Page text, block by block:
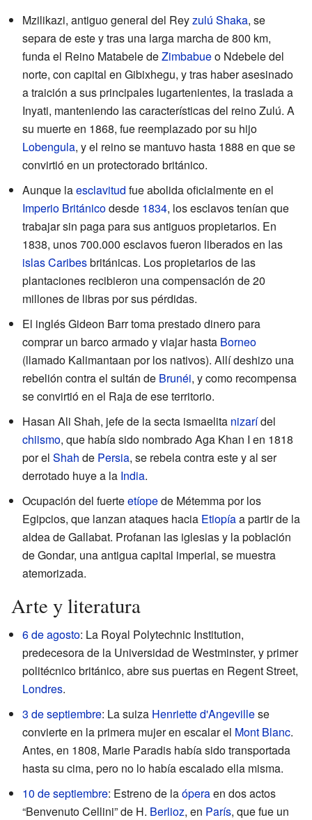
Mzilikazi, antiguo general del Reyzulú Shaka, se
separa de este y tras una larga marcha de 800 km,
funda el Reino Matabele deZimbabueo Ndebele del
norte, con capital en Gibixhegu, y tras haber asesinado
a traición a sus principales lugartenientes, la traslada a
Inyati, manteniendo las características del reino Zulú. A
su muerte en 1868, fue reemplazado por su hijo
Lobengula, y el reino se mantuvo hasta 1888 en que se
convirtió en un protectorado británico.
Aunque laesclavitud fue abolida oficialmente en el
Imperio Británicodesde 1834, los esclavos tenían que
trabajar sin paga para sus antiguos propietarios. En
1838, unos 700.000 esclavos fueron liberados en las
islas Caribesbritánicas. Los propietarios de las
plantaciones recibieron una compensación de 20
millones de libras por sus pérdidas.
El inglés Gideon Barr toma prestado dinero para
comprar un barco armado y viajar hasta Borneo
(llamado Kalimantaan por los nativos). Allí deshizo una
rebelión contra el sultán de Brunéi, y como recompensa
se convirtió en el Raja de ese territorio.
Hasan Ali Shah, jefe de la secta ismaelita nizarídel
chiismo, que había sido nombrado Aga Khan I en 1818
por el Shah de Persia, se rebela contra este y al ser
derrotado huye a la India.
Ocupación del fuerteetíopede Métemma por los
Egipcios, que lanzan ataques hacia Etiopíaa partir de la
aldea de Gallabat. Profanan las iglesias y la población
de Gondar, una antigua capital imperial, se muestra
atemorizada.
Arte y literatura
6 de agosto: La Royal Polytechnic Institution,
predecesora de la Universidad de Westminster, y primer
politécnico británico, abre sus puertas en Regent Street,
Londres.
3 de septiembre: La suiza Henriette d'Angevillese
convierte en la primera mujer en escalar el Mont Blanc.
Antes, en 1808, Marie Paradis había sido transportada
hasta su cima, pero no lo había escalado ella misma.
10 de septiembre: Estreno de laóperaen dos actos
“Benvenuto Cellini” de H. Berlioz, en París, que fue un